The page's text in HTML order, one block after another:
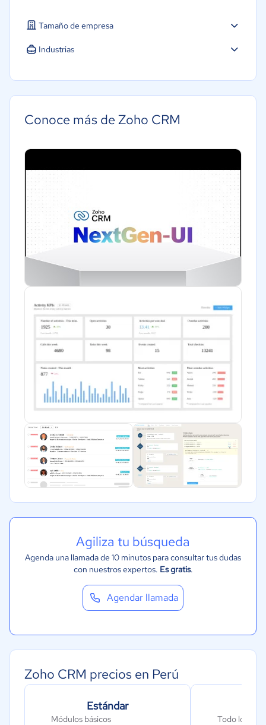
Tamaño de empresa
Micro: 1 a 9 trabajadores
Industrias
Hotelería / Viajes
Bienes raíces
Minorista
Software / TI
Financiera
ONG
Marketing y Comunicación
Automotriz
Conoce más de Zoho CRM
Agiliza tu búsqueda
Agenda una llamada de 10 minutos para consultar tus dudas
con nuestros expertos. Es gratis.
Agendar llamada
Zoho CRM precios en Perú
Estándar
Módulos básicos Todo lo que